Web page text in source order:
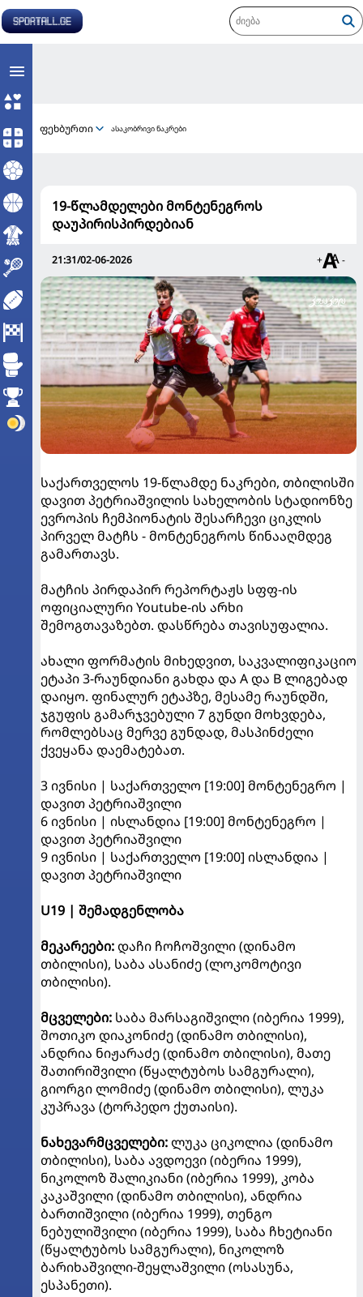
ფეხბურთი ასაკობრივი ნაკრები
19-წლამდელები მონტენეგროს
დაუპირისპირდებიან
21:31/02-06-2026 + -
საქართველოს 19-წლამდე ნაკრები, თბილისში
დავით პეტრიაშვილის სახელობის სტადიონზე
ევროპის ჩემპიონატის შესარჩევი ციკლის
პირველ მატჩს - მონტენეგროს წინააღმდეგ
გამართავს.
მატჩის პირდაპირ რეპორტაჟს სფფ-ის
ოფიციალური Youtube-ის არხი
შემოგთავაზებთ. დასწრება თავისუფალია.
ახალი ფორმატის მიხედვით, საკვალიფიკაციო
ეტაპი 3-რაუნდიანი გახდა და A და B ლიგებად
დაიყო. ფინალურ ეტაპზე, მესამე რაუნდში,
ჯგუფის გამარჯვებული 7 გუნდი მოხვდება,
რომლებსაც მერვე გუნდად, მასპინძელი
ქვეყანა დაემატებათ.
3 ივნისი | საქართველო [19:00] მონტენეგრო |
დავით პეტრიაშვილი
6 ივნისი | ისლანდია [19:00] მონტენეგრო |
დავით პეტრიაშვილი
9 ივნისი | საქართველო [19:00] ისლანდია |
დავით პეტრიაშვილი
U19 | შემადგენლობა
მეკარეები:დაჩი ჩოჩოშვილი (დინამო
თბილისი), საბა ასანიძე (ლოკომოტივი
თბილისი).
მცველები: საბა მარსაგიშვილი (იბერია 1999),
შოთიკო დიაკონიძე (დინამო თბილისი),
ანდრია ნიჟარაძე (დინამო თბილისი), მათე
შათირიშვილი (წყალტუბოს სამგურალი),
გიორგი ლომიძე (დინამო თბილისი), ლუკა
კუპრავა (ტორპედო ქუთაისი).
ნახევარმცველები:ლუკა ციკოლია (დინამო
თბილისი), საბა ავდოევი (იბერია 1999),
ნიკოლოზ შალიკიანი (იბერია 1999), კობა
კაკაშვილი (დინამო თბილისი), ანდრია
ბართიშვილი (იბერია 1999), თენგო
ნებულიშვილი (იბერია 1999), საბა ჩხეტიანი
(წყალტუბოს სამგურალი), ნიკოლოზ
ბარიხაშვილი-შეყლაშვილი (ოსასუნა,
ესპანეთი).